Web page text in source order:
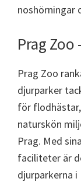
noshörningar
Prag Zoo
Prag Zoo
djurparker
för
naturskön
Prag. Med
faciliteter är
djurparkerna i